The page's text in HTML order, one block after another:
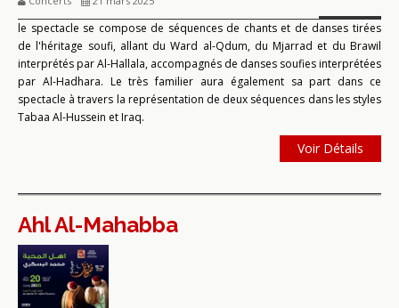
le spectacle se compose de séquences de chants et de danses tirées
de l'héritage soufi, allant du Ward al-Qdum, du Mjarrad et du Brawil
interprétés par Al-Hallala, accompagnés de danses soufies interprétées
par Al-Hadhara. Le très familier aura également sa part dans ce
spectacle à travers la représentation de deux séquences dans les styles
Tabaa Al-Hussein et Iraq.
Voir Détails
Ahl Al-Mahabba